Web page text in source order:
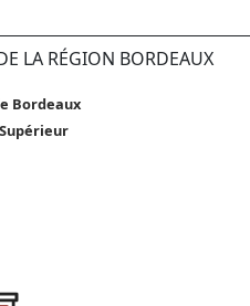
LA RÉGION BORDEAUX
Bordeaux